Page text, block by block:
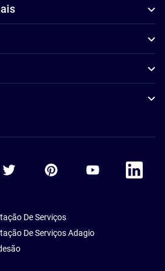
Accor TwitterAccor PinterestAccor Youtube
Accor
De Serviços
De Serviços Adagio